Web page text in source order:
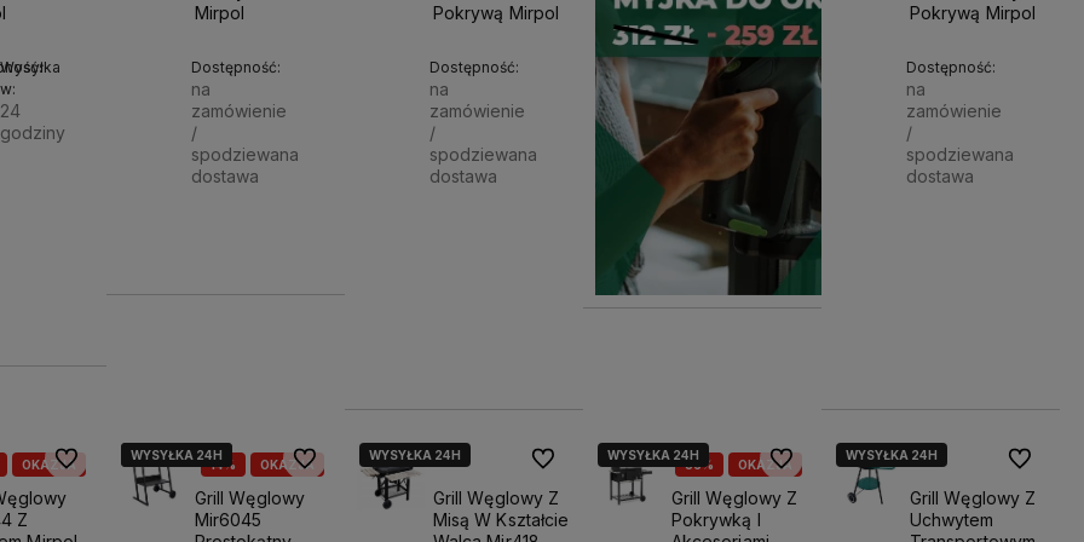
Wysyłka
w:
24
godziny
Mirpol
Dostępność:
na
zamówienie
/
spodziewana
dostawa
Pokrywą Mirpol
Dostępność:
na
zamówienie
/
spodziewana
dostawa
Powiadom o dostępności
Pokrywą Mirpol
Dostępność:
na
zamówienie
/
spodziewana
dostawa
OKAZJA
Z
Do ulubionych 14% OKAZJA
WYSYŁKA 24H
WYSYŁKA 24H
Grill Węglowy
Mir6045
Do ulubionychWYSYŁKA 24H
Grill Węglowy Z
Misą W Kształcie
Do ulubionych 36% OKAZJA
WYSYŁKA 24H
Grill Węglowy Z
Pokrywką I
Do ulubionychWYSYŁKA 24H
Grill Węglowy Z
Uchwytem
Do